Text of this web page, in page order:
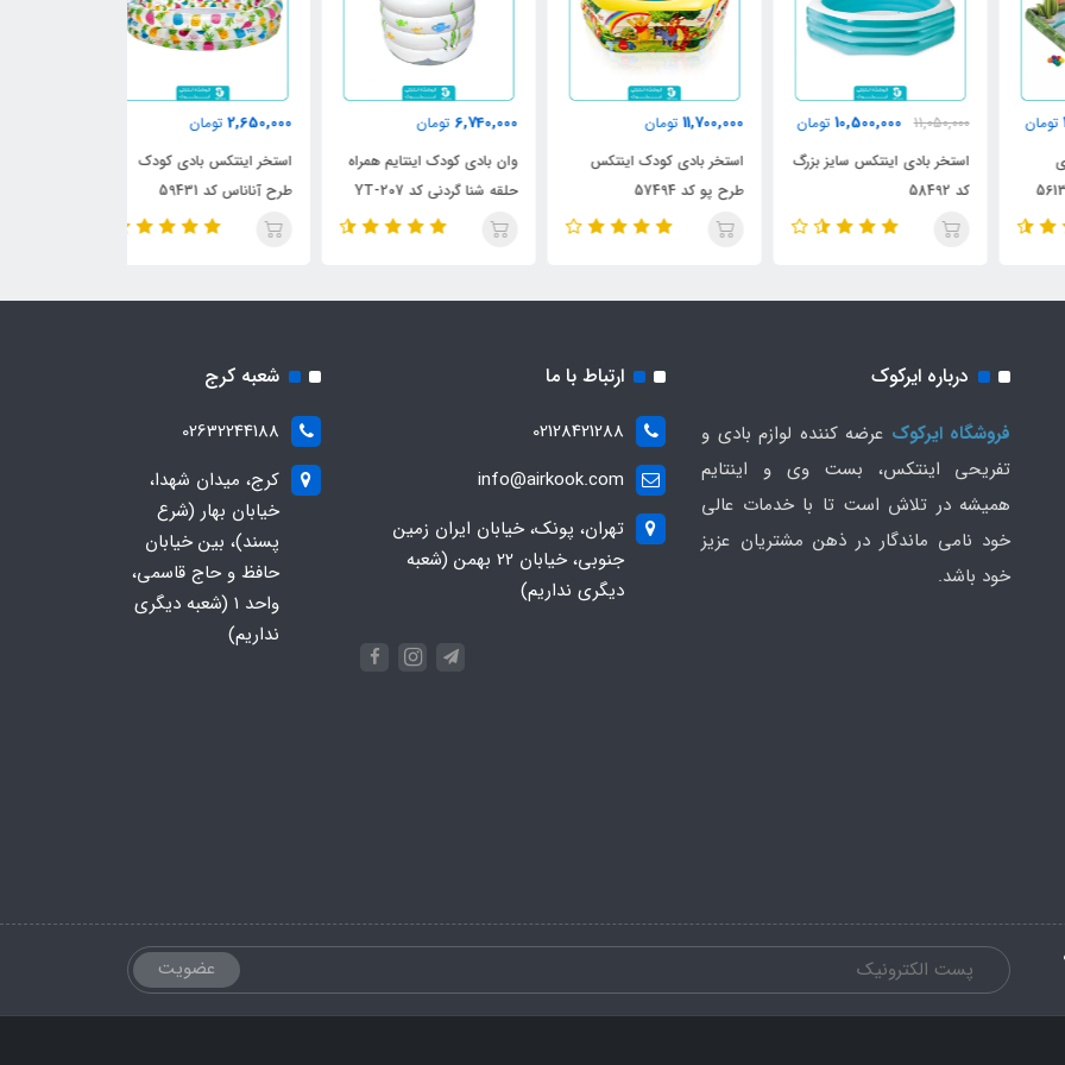
11,050,000
10,500,000 تومان
استخر بادی اینتکس سایز بزرگ
11,700,000 تومان
استخر بادی کودک اینتکس
طرح پو کد 57494
6,740,000 تومان
وان بادی کودک اینتایم همراه
حلقه شنا گردنی کد YT-207
2,650,000 تومان
استخر اینتکس بادی کودک
طرح آناناس کد 59431
درباره ایرکوک
فروشگاه ایرکوک عرضه کننده لوازم بادی و
تفریحی اینتکس، بست وی و اینتایم
همیشه در تلاش است تا با خدمات عالی
خود نامی ماندگار در ذهن مشتریان عزیز
خود باشد.
ارتباط با ما
02128421288
info@airkook.com
تهران، پونک، خیابان ایران زمین
جنوبی، خیابان 22 بهمن (شعبه
دیگری نداریم)
شعبه کرج
02632244188
کرج، میدان شهدا،
خیابان بهار (شرع
پسند)، بین خیابان
حافظ و حاج قاسمی،
واحد ۱ (شعبه دیگری
نداریم)
عضویت